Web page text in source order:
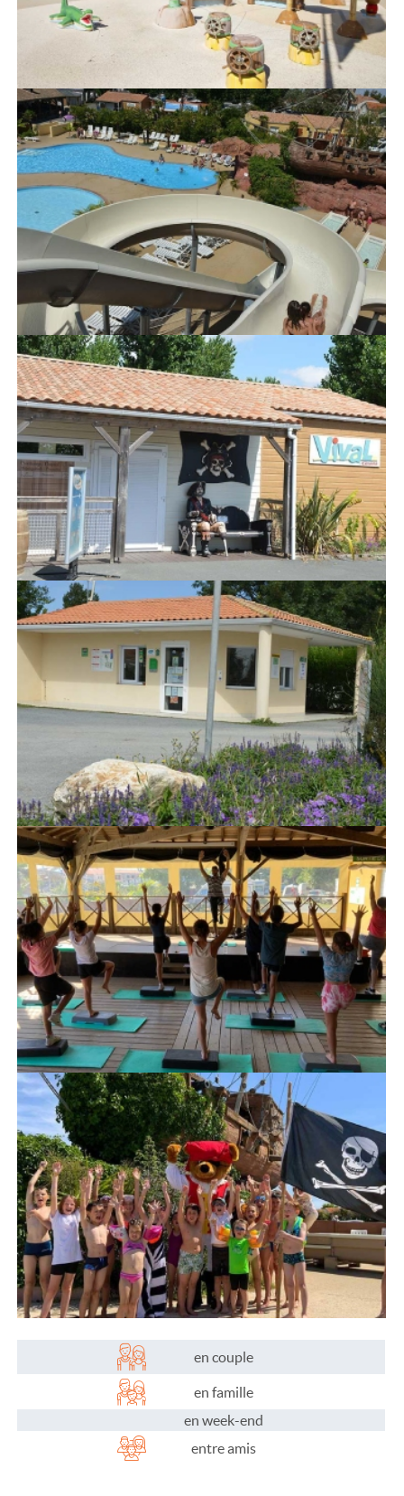
en couple
en famille
en week-end
entre amis